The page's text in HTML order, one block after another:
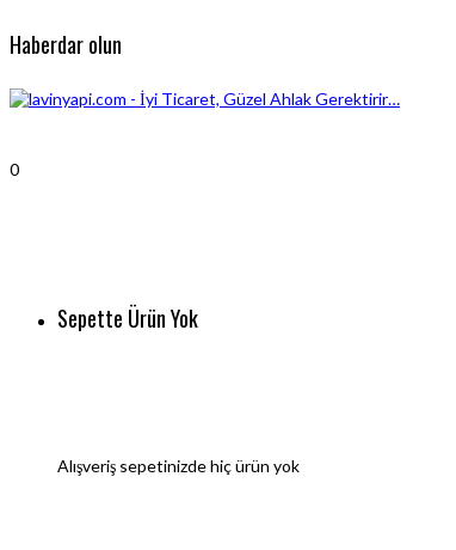
Haberdar olun
0
Sepette Ürün Yok
Alışveriş sepetinizde hiç ürün yok